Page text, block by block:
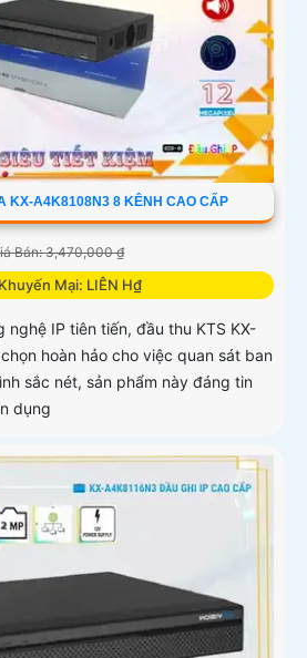
KX-A4K8108N3 8 KÊNH CAO CẤP
Bán: 3,470,000 ₫
Mại: LIÊN H₫
IP tiên tiến, đầu thu KTS KX-
hoàn hảo cho việc quan sát ban
sắc nét, sản phẩm này đáng tin
dụng